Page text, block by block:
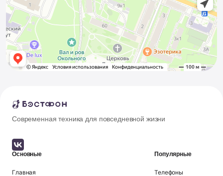
Современная техника для повседневной жизни
Основные
Главная
Популярные
Телефоны